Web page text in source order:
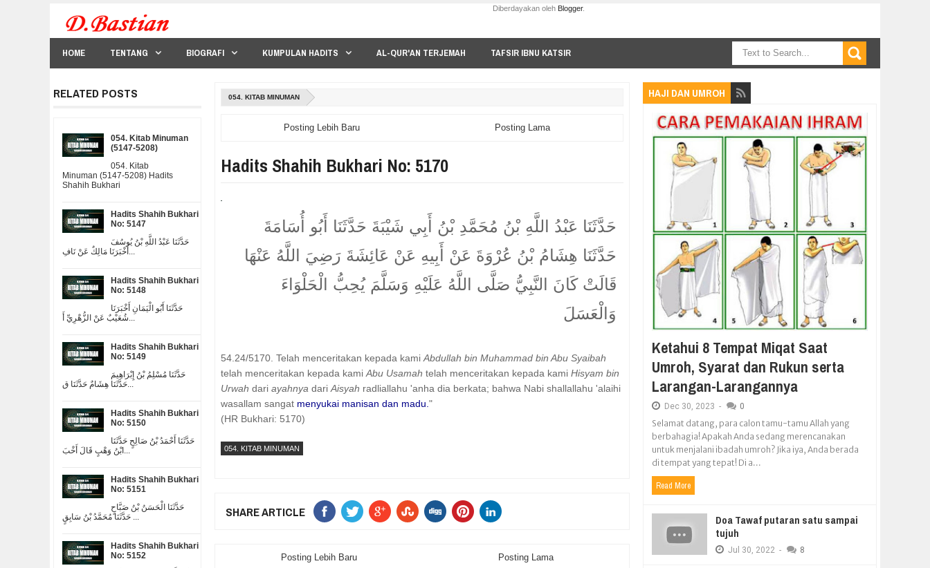
Diberdayakan oleh Blogger.
HOME TENTANG BIOGRAFI KUMPULAN HADITS AL-QUR'AN TERJEMAH TAFSIR IBNU KATSIR
054. KITAB MINUMAN
Posting Lebih Baru Posting Lama
Hadits Shahih Bukhari No: 5170
حَدَّثَنَا عَبْدُ اللَّهِ بْنُ مُحَمَّدِ بْنُ أَبِي شَيْبَةَ حَدَّثَنَا أَبُو أُسَامَةَ
حَدَّثَنَا هِشَامُ بْنُ عُرْوَةَ عَنْ أَبِيهِ عَنْ عَائِشَةَ رَضِيَ اللَّهُ عَنْهَا
قَالَتْ كَانَ النَّبِيُّ صَلَّى اللَّهُ عَلَيْهِ وَسَلَّمَ يُحِبُّ الْحَلْوَاءَ
وَالْعَسَلَ
54.24/5170. Telah menceritakan kepada kamiAbdullah bin Muhammad bin Abu Syaibah
telah menceritakan kepada kamiAbu Usamah telah menceritakan kepada kamiHisyam bin
Urwah dariayahnya dariAisyah radliallahu 'anha dia berkata; bahwa Nabi shallallahu 'alaihi
wasallam sangat menyukai manisan dan madu."
(HR Bukhari: 5170)
054. KITAB MINUMAN
SHARE ARTICLE
Posting Lebih Baru Posting Lama
RELATED POSTS
054. Kitab Minuman
(5147-5208)
054. Kitab
Minuman (5147-5208) Hadits
Shahih Bukhari
Hadits Shahih Bukhari
No: 5147
حَدَّثَنَا عَبْدُ اللَّهِ بْنُ يُوسُفَ
أَخْبَرَنَا مَالِكٌ عَنْ نَافِ...
Hadits Shahih Bukhari
No: 5148
حَدَّثَنَا أَبُو الْيَمَانِ أَخْبَرَنَا
شُعَيْبٌ عَنْ الزُّهْرِيِّ أَ...
Hadits Shahih Bukhari
No: 5149
حَدَّثَنَا مُسْلِمُ بْنُ إِبْرَاهِيمَ
حَدَّثَنَا هِشَامٌ حَدَّثَنَا ق...
Hadits Shahih Bukhari
No: 5150
حَدَّثَنَا أَحْمَدُ بْنُ صَالِحٍ حَدَّثَنَا
ابْنُ وَهْبٍ قَالَ أَخْبَ...
Hadits Shahih Bukhari
No: 5151
حَدَّثَنَا الْحَسَنُ بْنُ صَبَّاحٍ
حَدَّثَنَا مُحَمَّدُ بْنُ سَابِقٍ ...
Hadits Shahih Bukhari
No: 5152
HAJI DAN UMROH
Ketahui 8 Tempat Miqat Saat
Umroh, Syarat dan Rukun serta
Larangan-Larangannya
Dec 30, 2023 - 0
Selamat datang, para calon tamu-tamu Allah yang
berbahagia! Apakah Anda sedang merencanakan
untuk menjalani ibadah umroh? Jika iya, Anda berada
di tempat yang tepat! Di a...
Read More
Doa Tawaf putaran satu sampai
tujuh
Jul 30, 2022 - 8